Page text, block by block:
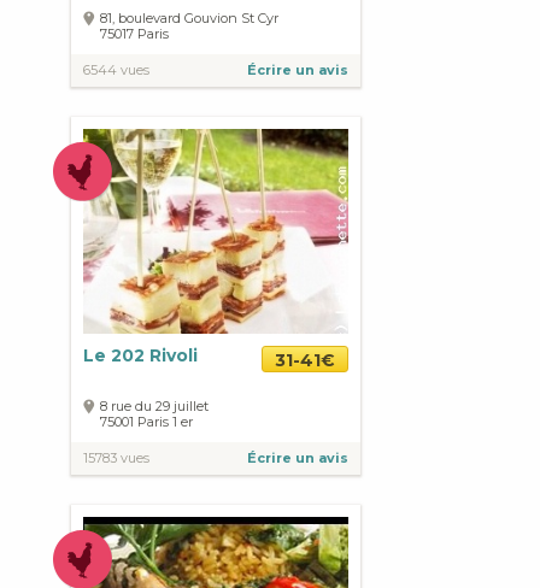
81, boulevard Gouvion St Cyr
75017 Paris
6544 vues Écrire un avis
Le 202 Rivoli 31-41€
8 rue du 29 juillet
75001 Paris 1 er
15783 vues Écrire un avis